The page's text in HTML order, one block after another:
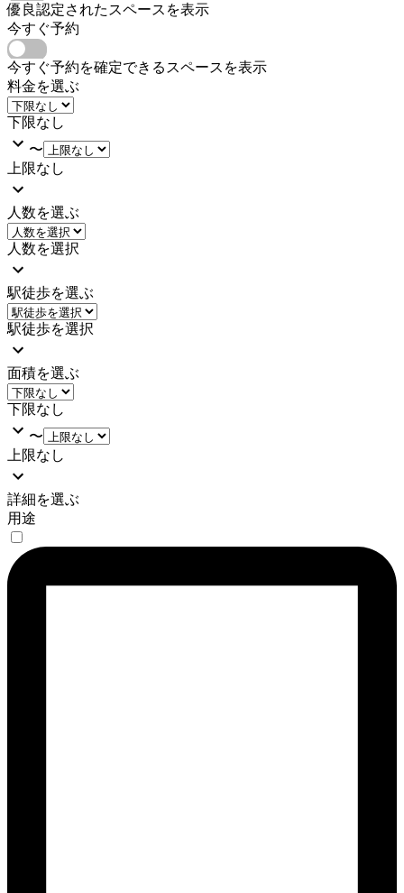
優良認定されたスペースを表示
今すぐ予約
今すぐ予約を確定できるスペースを表示
料金を選ぶ
下限なし
〜
上限なし
人数を選ぶ
人数を選択
駅徒歩を選ぶ
駅徒歩を選択
面積を選ぶ
下限なし
〜
上限なし
詳細を選ぶ
用途